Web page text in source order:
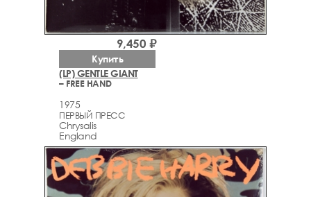
(LP) GENTLE GIANT
– FREE HAND
1975
ПЕРВЫЙ ПРЕСС
Chrysalis
England
9,450 ₽
Купить